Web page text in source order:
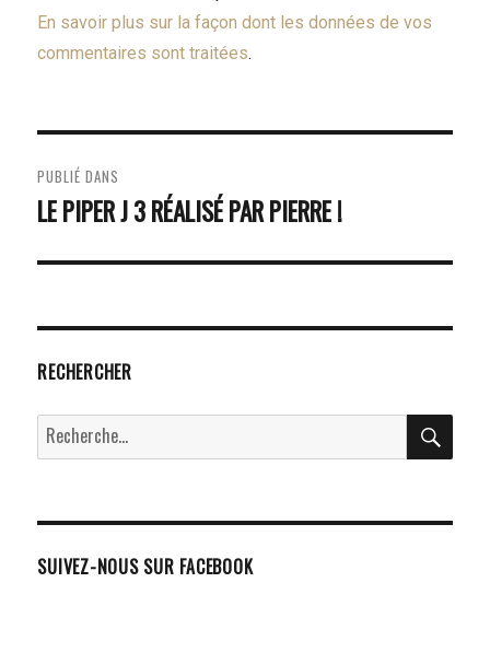
En savoir plus sur la façon dont les données de vos
commentaires sont traitées.
NAVIGATION
DE
PUBLIÉ DANS
LE PIPER J 3 RÉALISÉ PAR PIERRE !
RECHERCHER
Recherche
pour :
SUIVEZ-NOUS SUR FACEBOOK